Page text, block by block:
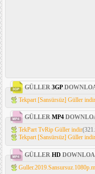
GÜLLER 3GP
Tekpart [Sansürsüz] Güller indir
GÜLLER MP4
TekPart TvRip Güller indir
Tekpart [Sansürsüz] Güller indir
GÜLLER HD